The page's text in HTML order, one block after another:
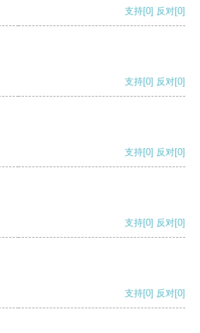
支持[0] 反对[0]
支持[0] 反对[0]
支持[0] 反对[0]
支持[0] 反对[0]
支持[0] 反对[0]